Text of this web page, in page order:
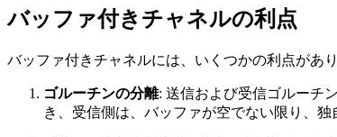
バッファ付きチャネルの利点
バッファ付きチャネルには、いくつかの利点があり
ゴルーチンの分離: 送信および受信ゴルーチ
き、受信側は、バッファが空でない限り、